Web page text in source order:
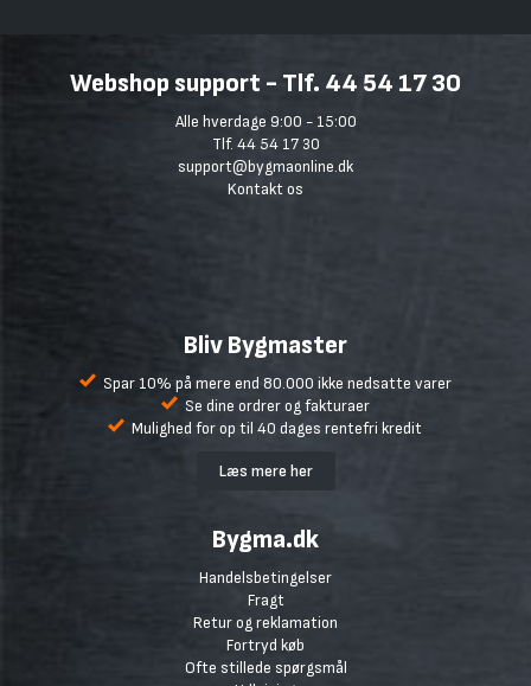
Webshop support - Tlf. 44 54 17 30
Alle hverdage 9:00 - 15:00
Tlf. 44 54 17 30
support@bygmaonline.dk
Kontakt os
Bliv Bygmaster
Spar 10% på mere end 80.000 ikke nedsatte varer
Se dine ordrer og fakturaer
Mulighed for op til 40 dages rentefri kredit
Læs mere her
Bygma.dk
Handelsbetingelser
Fragt
Retur og reklamation
Fortryd køb
Ofte stillede spørgsmål